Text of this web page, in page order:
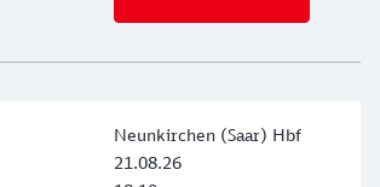
Neunkirchen (Saar) Hbf
21.08.26